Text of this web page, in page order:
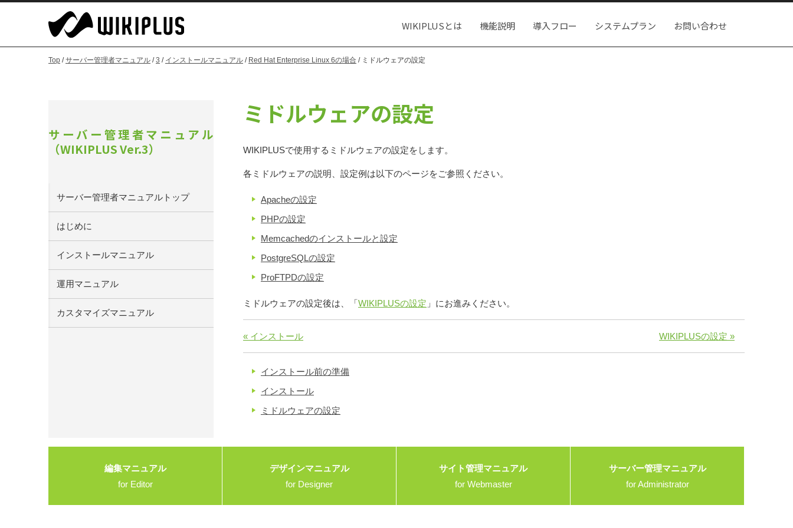
WIKIPLUSとは 機能説明 導入フロー システムプラン お問い合わせ
Top /サーバー管理者マニュアル /3 / インストールマニュアル / Red Hat Enterprise Linux 6の場合 / ミドルウェアの設定
ミドルウェアの設定
WIKIPLUSで使用するミドルウェアの設定をします。
各ミドルウェアの説明、設定例は以下のページをご参照ください。
Apacheの設定
PHPの設定
Memcachedのインストールと設定
PostgreSQLの設定
ProFTPDの設定
ミドルウェアの設定後は、「 WIKIPLUSの設定 」にお進みください。
« インストール WIKIPLUSの設定 »
インストール前の準備
インストール
ミドルウェアの設定
サーバー管理者マニュアル
（WIKIPLUS Ver.3）
サーバー管理者マニュアルトップ
はじめに
インストールマニュアル
運用マニュアル
カスタマイズマニュアル
編集マニュアル
for Editor
デザインマニュアル
for Designer
サイト管理マニュアル
for Webmaster
サーバー管理マニュアル
for Administrator